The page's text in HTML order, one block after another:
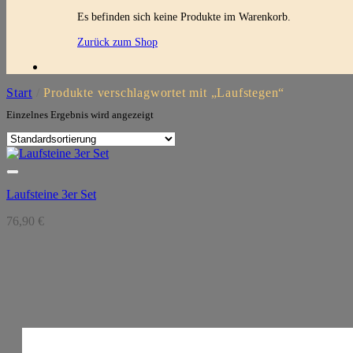
Es befinden sich keine Produkte im Warenkorb.
Zurück zum Shop
Start Produkte verschlagwortet mit „Laufstegen“
Einzelnes Ergebnis wird angezeigt
Laufsteine 3er Set
76,90 €